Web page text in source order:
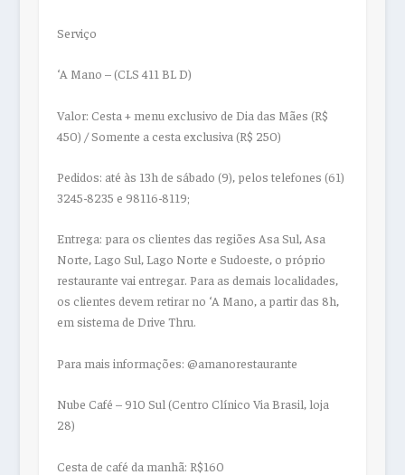
Serviço
‘A Mano – (CLS 411 BL D)
Valor: Cesta + menu exclusivo de Dia das Mães (R$
450) / Somente a cesta exclusiva (R$ 250)
Pedidos: até às 13h de sábado (9), pelos telefones (61)
3245-8235 e 98116-8119;
Entrega: para os clientes das regiões Asa Sul, Asa
Norte, Lago Sul, Lago Norte e Sudoeste, o próprio
restaurante vai entregar. Para as demais localidades,
os clientes devem retirar no ‘A Mano, a partir das 8h,
em sistema de Drive Thru.
Para mais informações: @amanorestaurante
Nube Café – 910 Sul (Centro Clínico Via Brasil, loja
28)
Cesta de café da manhã: R$160